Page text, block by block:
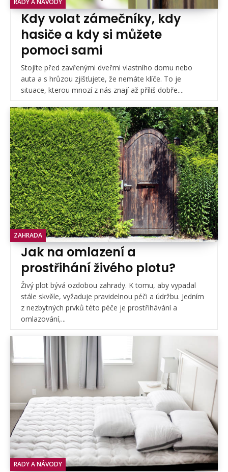
Kdy volat zámečníky, kdy
hasiče a kdy si můžete
pomoci sami
Stojíte před zavřenými dveřmi vlastního domu nebo
auta a s hrůzou zjišťujete, že nemáte klíče. To je
situace, kterou mnozí z nás znají až příliš dobře....
ZAHRADA
Jak na omlazení a
prostřihání živého plotu?
Živý plot bývá ozdobou zahrady. K tomu, aby vypadal
stále skvěle, vyžaduje pravidelnou péči a údržbu. Jedním
z nezbytných prvků této péče je prostřihávání a
omlazování,...
RADY A NÁVODY